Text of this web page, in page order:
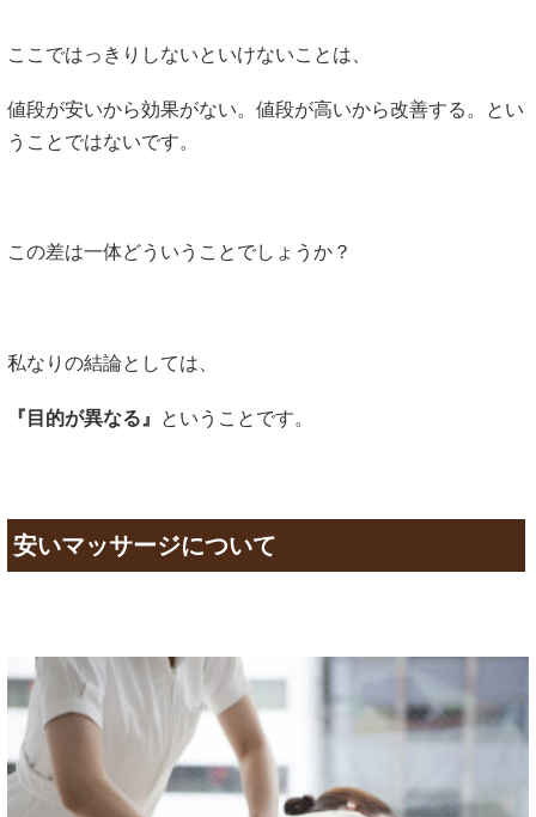
ここではっきりしないといけないことは、
値段が安いから効果がない。値段が高いから改善する。とい
うことではないです。
この差は一体どういうことでしょうか？
私なりの結論としては、
『目的が異なる』 ということです。
安いマッサージについて